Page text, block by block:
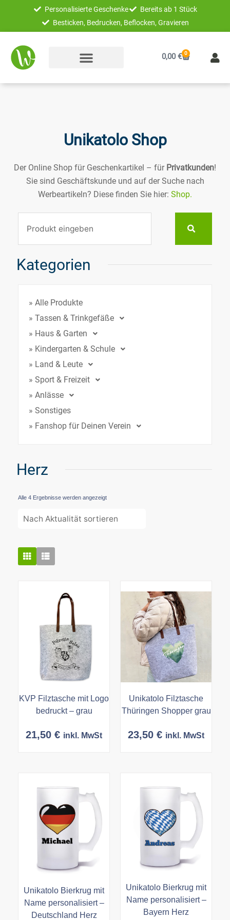
springen
Personalisierte Geschenke
Bereits ab 1 Stück
Besticken, Bedrucken, Beflocken, Gravieren
0,00€ 0
Warenkorb
Unikatolo Shop
Der Online Shop für Geschenkartikel – für Privatkunden!
Sie sind Geschäftskunde und auf der Suche nach
Werbeartikeln? Diese finden Sie hier: Shop.
Kategorien
» Alle Produkte
» Tassen & Trinkgefäße
» Haus & Garten
» Kindergarten & Schule
» Land & Leute
» Sport & Freizeit
» Anlässe
» Sonstiges
» Fanshop für Deinen Verein
Herz
Alle 4 Ergebnisse werden angezeigt
KVP Filztasche mit Logo
bedruckt – grau
21,50 € inkl. MwSt
Unikatolo Filztasche
Thüringen Shopper grau
23,50 € inkl. MwSt
Unikatolo Bierkrug mit
Name personalisiert –
Deutschland Herz
Unikatolo Bierkrug mit
Name personalisiert –
Bayern Herz